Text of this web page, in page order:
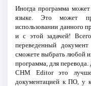
Иногда программа
языке. Это может
использовании данного
и с этой задачей!
переведенный
сможете выбрать любой
программа, для перевода.
CHM Editor это
документацией к ПО, у